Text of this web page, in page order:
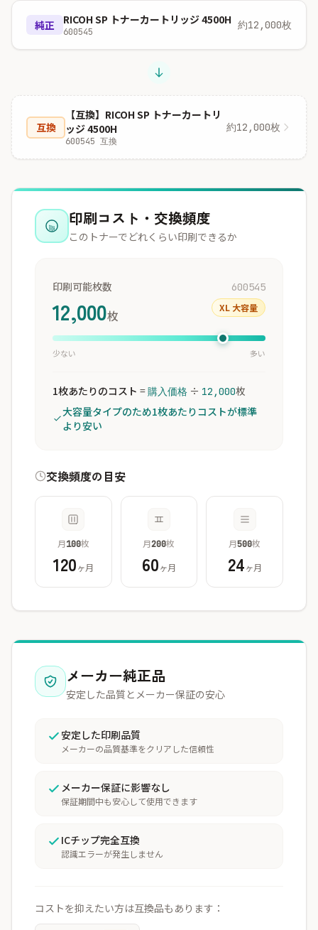
純正 RICOH SP トナーカートリッジ 4500H
600545
約12,000枚
互換
【互換】RICOH SP トナーカートリ
ッジ 4500H
600545 互換
約12,000枚
印刷コスト・交換頻度
このトナーでどれくらい印刷できるか
印刷可能枚数
12,000枚
600545
XL 大容量
少ない 多い
1枚あたりのコスト =購入価格 ÷ 12,000枚
大容量タイプのため1枚あたりコストが標準
より安い
交換頻度の目安
月100枚
120ヶ月
月200枚
60ヶ月
月500枚
24ヶ月
メーカー純正品
安定した品質とメーカー保証の安心
安定した印刷品質
メーカーの品質基準をクリアした信頼性
メーカー保証に影響なし
保証期間中も安心して使用できます
ICチップ完全互換
認識エラーが発生しません
コストを抑えたい方は互換品もあります：